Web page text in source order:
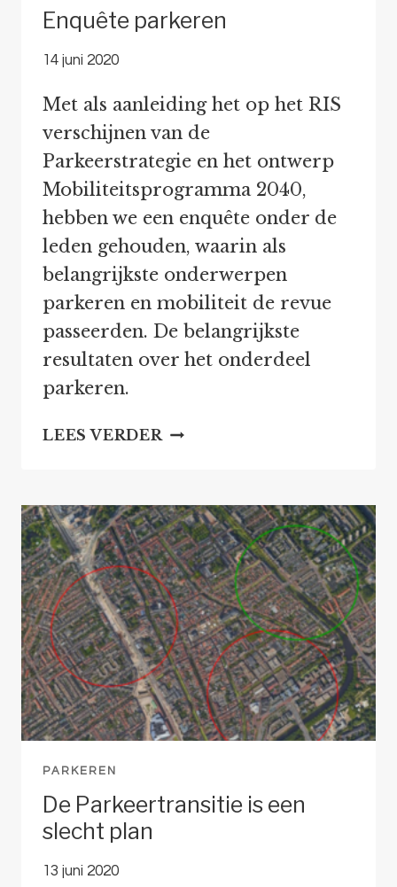
Enquête parkeren
14 juni 2020
Met als aanleiding het op het RIS
verschijnen van de
Parkeerstrategie en het ontwerp
Mobiliteitsprogramma 2040,
hebben we een enquête onder de
leden gehouden, waarin als
belangrijkste onderwerpen
parkeren en mobiliteit de revue
passeerden. De belangrijkste
resultaten over het onderdeel
parkeren.
LEES VERDER ENQUÊTE
PARKEREN
De Parkeertransitie is een
slecht plan
13 juni 2020